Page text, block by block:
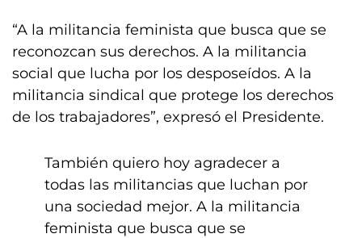
“A la militancia feminista que busca que se
reconozcan sus derechos. A la militancia
social que lucha por los desposeídos. A la
militancia sindical que protege los derechos
de los trabajadores”, expresó el Presidente.
También quiero hoy agradecer a
todas las militancias que luchan por
una sociedad mejor. A la militancia
feminista que busca que se